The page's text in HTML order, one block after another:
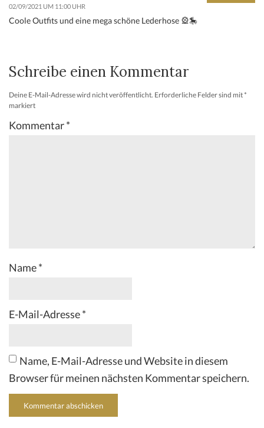
02/09/2021 UM 11:00 UHR
Coole Outfits und eine mega schöne Lederhose 🎡🎠
Schreibe einen Kommentar
Deine E-Mail-Adresse wird nicht veröffentlicht. Erforderliche Felder sind mit*
markiert
Kommentar*
Name*
E-Mail-Adresse*
Name, E-Mail-Adresse und Website in diesem
Browser für meinen nächsten Kommentar speichern.